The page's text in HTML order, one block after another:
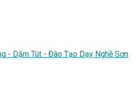
- Dặm Tút - Đào Tạo Dạy Nghề Sơn